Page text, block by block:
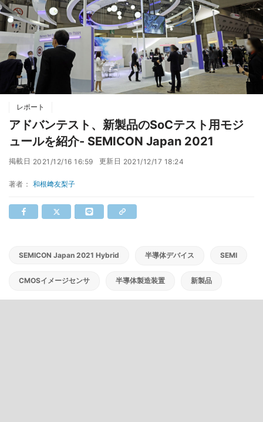
レポート
アドバンテスト、新製品のSoCテスト用モジ
ュールを紹介- SEMICON Japan 2021
掲載日 2021/12/16 16:59 更新日 2021/12/17 18:24
著者： 和根﨑友梨子
SEMICON Japan 2021 Hybrid 半導体デバイス SEMI
CMOSイメージセンサ 半導体製造装置 新製品